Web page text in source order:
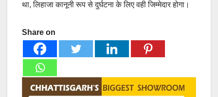
था, लिहाजा कानूनी रूप से दुर्घटना के लिए वही जिम्मेदार होगा।
Share on